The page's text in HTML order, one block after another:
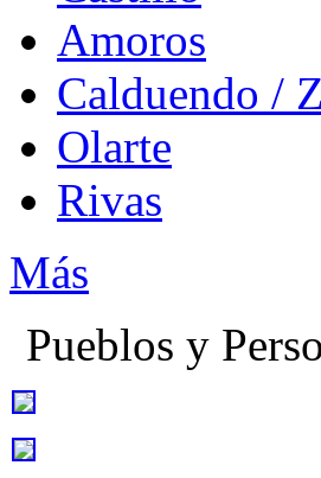
Amoros
Calduendo /
Olarte
Rivas
Más
Pueblos y